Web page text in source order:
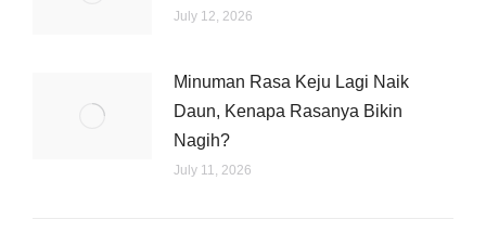
July 12, 2026
Minuman Rasa Keju Lagi Naik
Daun, Kenapa Rasanya Bikin
Nagih?
July 11, 2026